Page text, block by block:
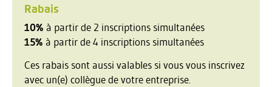
Rabais
10% à partir de 2 inscriptions simultanées
15% à partir de 4 inscriptions simultanées
Ces rabais sont aussi valables si vous vous inscrivez
avec un(e) collègue de votre entreprise.